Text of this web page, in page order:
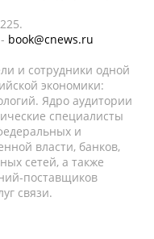
book@cnews.ru
и сотрудники одной
экономики:
Ядро аудитории
специалисты
и
власти, банков,
сетей, а также
поставщиков
связи.